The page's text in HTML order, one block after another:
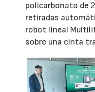
policarbonato de
retiradas
robot lineal
sobre una cinta